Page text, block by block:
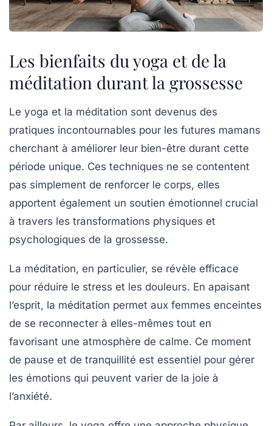
Les bienfaits du yoga et de la
méditation durant la grossesse
Le yoga et la méditation sont devenus des
pratiques incontournables pour les futures mamans
cherchant à améliorer leur bien-être durant cette
période unique. Ces techniques ne se contentent
pas simplement de renforcer le corps, elles
apportent également un soutien émotionnel crucial
à travers les transformations physiques et
psychologiques de la grossesse.
La méditation, en particulier, se révèle efficace
pour réduire le stress et les douleurs. En apaisant
l’esprit, la méditation permet aux femmes enceintes
de se reconnecter à elles-mêmes tout en
favorisant une atmosphère de calme. Ce moment
de pause et de tranquillité est essentiel pour gérer
les émotions qui peuvent varier de la joie à
l’anxiété.